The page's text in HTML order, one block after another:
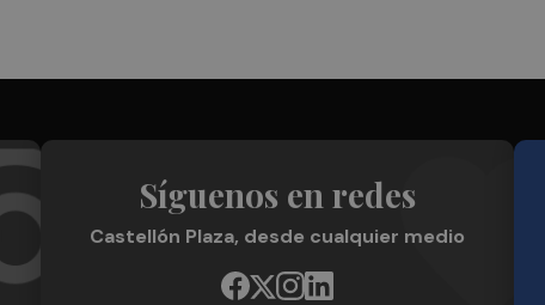
Síguenos en redes
Castellón Plaza, desde cualquier medio